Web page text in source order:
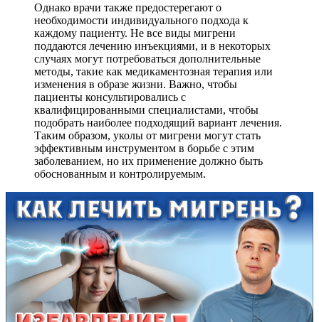
Однако врачи также предостерегают о
необходимости индивидуального подхода к
каждому пациенту. Не все виды мигрени
поддаются лечению инъекциями, и в некоторых
случаях могут потребоваться дополнительные
методы, такие как медикаментозная терапия или
изменения в образе жизни. Важно, чтобы
пациенты консультировались с
квалифицированными специалистами, чтобы
подобрать наиболее подходящий вариант лечения.
Таким образом, уколы от мигрени могут стать
эффективным инструментом в борьбе с этим
заболеванием, но их применение должно быть
обоснованным и контролируемым.